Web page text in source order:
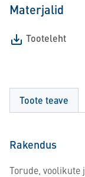
Materjalid
Tooteleht
Toote teave
Rakendus
Torude, voolikute